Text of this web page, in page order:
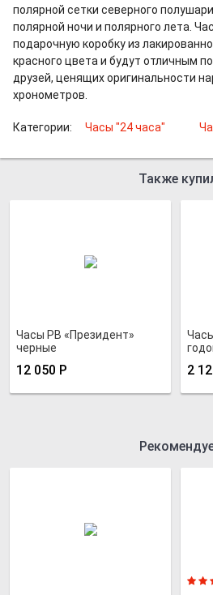
полярной сетки северного
полярной ночи и полярного лета.
подарочную коробку из
красного цвета и будут отличным
друзей, ценящих оригинальности
хронометров.
Категории: Часы "24 часа"
Также
Часы РВ «Президент»
черные
12 050 Р 2